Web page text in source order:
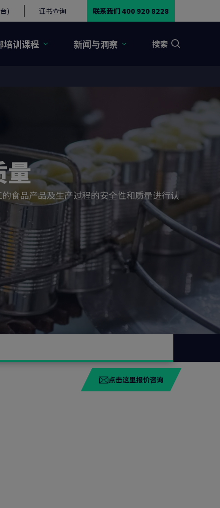
) 证书查询 联系我们 400 920 8228
培训课程 新闻与洞察 搜索
量
食品产品及生产过程的安全性和质量进行认
点击这里报价咨询